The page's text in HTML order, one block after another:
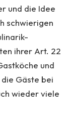
und die Idee
schwierigen
ihrer Art. 22
und
Gäste bei
wieder viele